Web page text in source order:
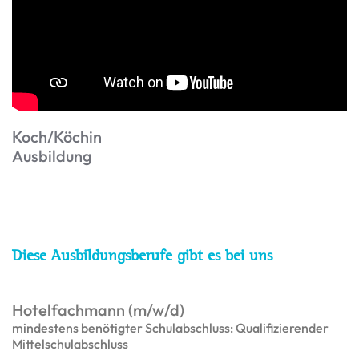
Koch/Köchin
Ausbildung
Diese Ausbildungsberufe gibt es bei uns
Hotelfachmann (m/w/d)
mindestens benötigter Schulabschluss: Qualifizierender
Mittelschulabschluss